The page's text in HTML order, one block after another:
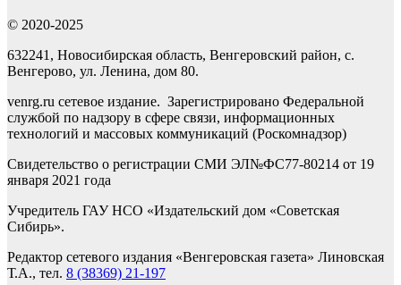
© 2020-2025
632241, Новосибирская область, Венгеровский район, с.
Венгерово, ул. Ленина, дом 80.
venrg.ru сетевое издание. Зарегистрировано Федеральной
службой по надзору в сфере связи, информационных
технологий и массовых коммуникаций (Роскомнадзор)
Свидетельство о регистрации СМИ ЭЛ№ФС77-80214 от 19
января 2021 года
Учредитель ГАУ НСО «Издательский дом «Советская
Сибирь».
Редактор сетевого издания «Венгеровская газета» Линовская
Т.А., тел. 8 (38369) 21-197